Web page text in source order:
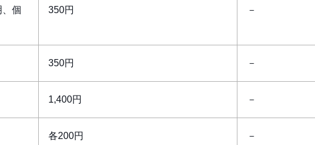
、個
350円 －
350円 －
1,400円 －
各200円 －